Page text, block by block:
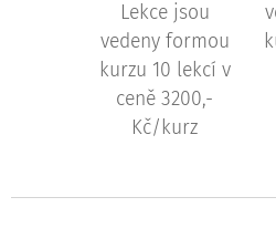
Lekce jsou
vedeny formou
kurzu 10 lekcí v
ceně 3200,-
Kč/kurz